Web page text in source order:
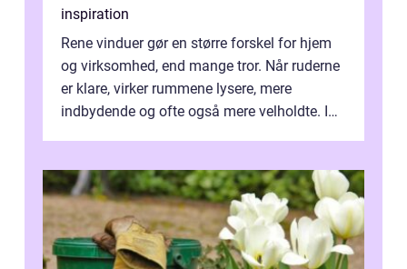
inspiration
Rene vinduer gør en større forskel for hjem
og virksomhed, end mange tror. Når ruderne
er klare, virker rummene lysere, mere
indbydende og ofte også mere velholdte. I